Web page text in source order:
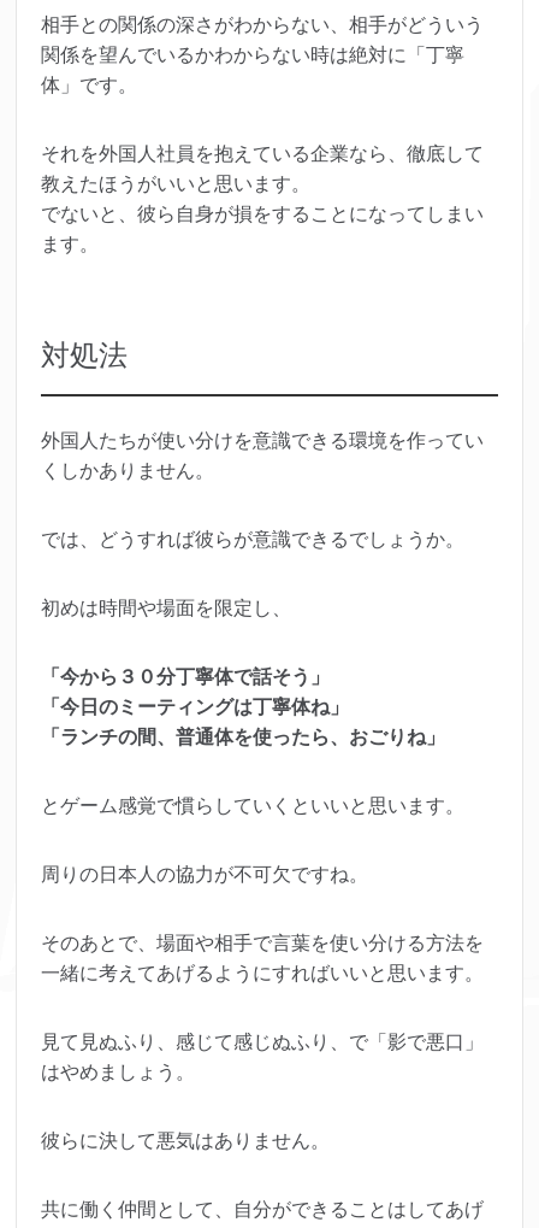
相手との関係の深さがわからない、相手がどういう
関係を望んでいるかわからない時は絶対に「丁寧
体」です。
それを外国人社員を抱えている企業なら、徹底して
教えたほうがいいと思います。
でないと、彼ら自身が損をすることになってしまい
ます。
対処法
外国人たちが使い分けを意識できる環境を作ってい
くしかありません。
では、どうすれば彼らが意識できるでしょうか。
初めは時間や場面を限定し、
「今から３０分丁寧体で話そう」
「今日のミーティングは丁寧体ね」
「ランチの間、普通体を使ったら、おごりね」
とゲーム感覚で慣らしていくといいと思います。
周りの日本人の協力が不可欠ですね。
そのあとで、場面や相手で言葉を使い分ける方法を
一緒に考えてあげるようにすればいいと思います。
見て見ぬふり、感じて感じぬふり、で「影で悪口」
はやめましょう。
彼らに決して悪気はありません。
共に働く仲間として、自分ができることはしてあげ